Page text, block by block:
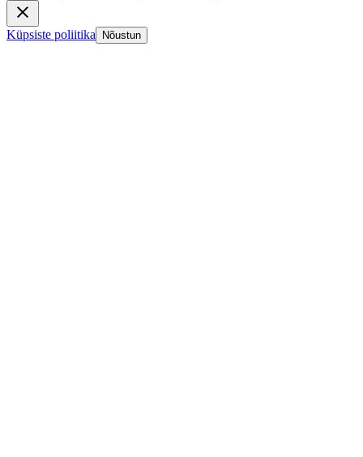
Küpsiste poliitika Nõustun